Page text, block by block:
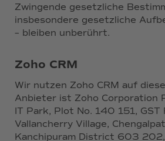
Zwingende gesetzliche
insbesondere gesetzliche
– bleiben unberührt.
Zoho CRM
Wir nutzen Zoho CRM auf
Anbieter ist Zoho Corporation
IT Park, Plot No. 140 151, GST
Vallancherry Village,
Kanchipuram District 603 202,